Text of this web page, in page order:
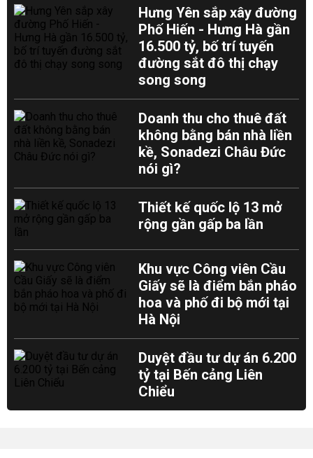
Hưng Yên sắp xây đường
Phố Hiến - Hưng Hà gần
16.500 tỷ, bố trí tuyến
đường sắt đô thị chạy
song song
Doanh thu cho thuê đất
không bằng bán nhà liền
kề, Sonadezi Châu Đức
nói gì?
Thiết kế quốc lộ 13 mở
rộng gần gấp ba lần
Khu vực Công viên Cầu
Giấy sẽ là điểm bắn pháo
hoa và phố đi bộ mới tại
Hà Nội
Duyệt đầu tư dự án 6.200
tỷ tại Bến cảng Liên
Chiểu